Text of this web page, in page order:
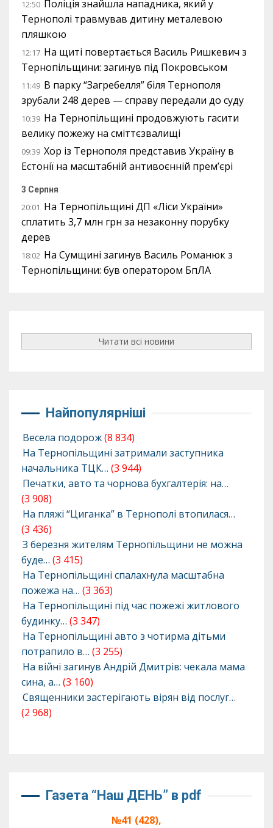
12:50 Поліція знайшла нападника, який у
Тернополі травмував дитину металевою
пляшкою
12:17 На щиті повертається Василь Ришкевич з
Тернопільщини: загинув під Покровськом
11:49 В парку “Загребелля” біля Тернополя
зрубали 248 дерев — справу передали до суду
10:39 На Тернопільщині продовжують гасити
велику пожежу на сміттєзвалищі
09:39 Хор із Тернополя представив Україну в
Естонії на масштабній антивоєнній прем’єрі
3 Серпня
20:01 На Тернопільщині ДП «Ліси України»
сплатить 3,7 млн грн за незаконну порубку
дерев
18:02 На Сумщині загинув Василь Романюк з
Тернопільщини: був оператором БпЛА
Читати всі новини
Найпопулярніші
Весела подорож(8 834)
На Тернопільщині затримали заступника
начальника ТЦК… (3 944)
Печатки, авто та чорнова бухгалтерія: на…
(3 908)
На пляжі “Циганка” в Тернополі втопилася…
(3 436)
З березня жителям Тернопільщини не можна
буде… (3 415)
На Тернопільщині спалахнула масштабна
пожежа на… (3 363)
На Тернопільщині під час пожежі житлового
будинку… (3 347)
На Тернопільщині авто з чотирма дітьми
потрапило в… (3 255)
На війні загинув Андрій Дмитрів: чекала мама
сина, а… (3 160)
Священники застерігають вірян від послуг…
(2 968)
Газета “Наш ДЕНЬ” в pdf
№41 (428),